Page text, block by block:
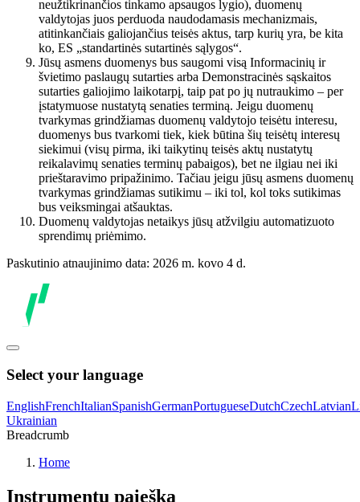
neužtikrinančios tinkamo apsaugos lygio), duomenų
valdytojas juos perduoda naudodamasis mechanizmais,
atitinkančiais galiojančius teisės aktus, tarp kurių yra, be kita
ko, ES „standartinės sutartinės sąlygos“.
Jūsų asmens duomenys bus saugomi visą Informacinių ir
švietimo paslaugų sutarties arba Demonstracinės sąskaitos
sutarties galiojimo laikotarpį, taip pat po jų nutraukimo – per
įstatymuose nustatytą senaties terminą. Jeigu duomenų
tvarkymas grindžiamas duomenų valdytojo teisėtu interesu,
duomenys bus tvarkomi tiek, kiek būtina šių teisėtų interesų
siekimui (visų pirma, iki taikytinų teisės aktų nustatytų
reikalavimų senaties terminų pabaigos), bet ne ilgiau nei iki
prieštaravimo pripažinimo. Tačiau jeigu jūsų asmens duomenų
tvarkymas grindžiamas sutikimu – iki tol, kol toks sutikimas
bus veiksmingai atšauktas.
Duomenų valdytojas netaikys jūsų atžvilgiu automatizuoto
sprendimų priėmimo.
Paskutinio atnaujinimo data: 2026 m. kovo 4 d.
Select your language
EnglishFrenchItalianSpanishGermanPortugueseDutchCzechLatvian
Ukrainian
Breadcrumb
Home
Instrumentų paieška